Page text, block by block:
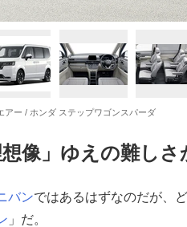
アー / ホンダ ステップワゴンスパーダ
想像」ゆえの難しさ
バンではあるはずなのだが、
」だ。